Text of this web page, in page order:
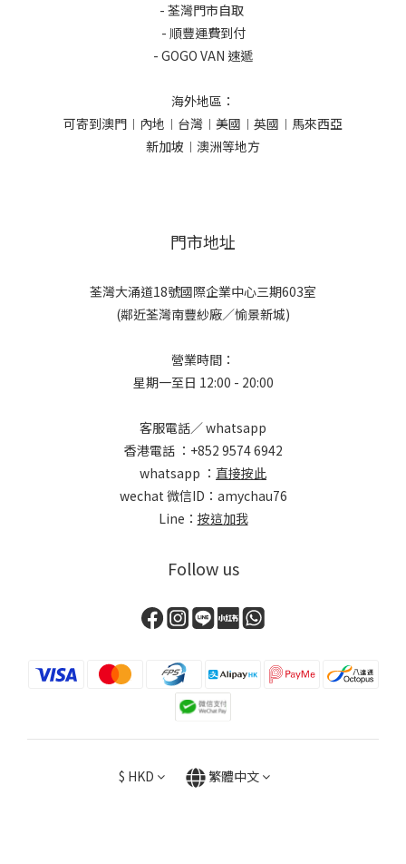
- 荃灣門市自取
- 順豐運費到付
- GOGO VAN 速遞
海外地區：
可寄到澳門︱內地︱台灣︱美國︱英國︱馬來西亞
新加坡︱澳洲等地方
門市地址
荃灣大涌道18號國際企業中心三期603室
(鄰近荃灣南豐紗廠／愉景新城)
營業時間：
星期一至日 12:00 - 20:00
客服電話／ whatsapp
香港電話 ：+852 9574 6942
whatsapp ： 直接按此
wechat 微信ID：amychau76
Line： 按這加我
Follow us
$ HKD 繁體中文